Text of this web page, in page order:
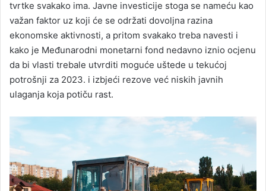
tvrtke svakako ima. Javne investicije stoga se nameću kao
važan faktor uz koji će se održati dovoljna razina
ekonomske aktivnosti, a pritom svakako treba navesti i
kako je Međunarodni monetarni fond nedavno iznio ocjenu
da bi vlasti trebale utvrditi moguće uštede u tekućoj
potrošnji za 2023. i izbjeći rezove već niskih javnih
ulaganja koja potiču rast.